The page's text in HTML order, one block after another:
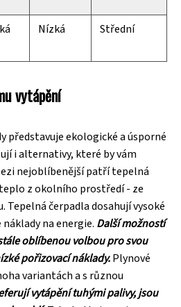
Nízká Střední
vytápění
představuje ekologické a úsporné
i ​​alternativy, které by vám
nejoblíbenější patří tepelná
z okolního prostředí - ze
Tepelná čerpadla dosahují vysoké
na energie. Další možností
oblíbenou volbou pro svou
pořizovací náklady.Plynové
variantách a s různou
vytápění tuhými palivy, jsou